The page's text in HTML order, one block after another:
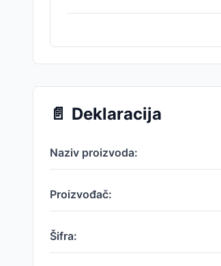
📄 Deklaracija
Naziv proizvoda:
Proizvođač:
Šifra: